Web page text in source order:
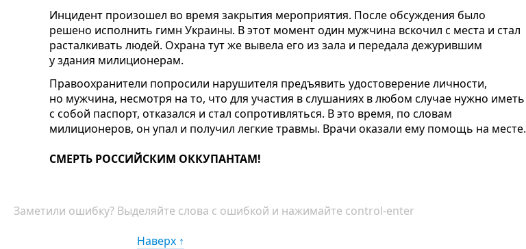
Инцидент произошел во время закрытия мероприятия. После обсуждения было
решено исполнить гимн Украины. В этот момент один мужчина вскочил с места и стал
расталкивать людей. Охрана тут же вывела его из зала и передала дежурившим
у здания милиционерам.
Правоохранители попросили нарушителя предъявить удостоверение личности,
но мужчина, несмотря на то, что для участия в слушаниях в любом случае нужно иметь
с собой паспорт, отказался и стал сопротивляться. В это время, по словам
милиционеров, он упал и получил легкие травмы. Врачи оказали ему помощь на месте.
СМЕРТЬ РОССИЙСКИМ ОККУПАНТАМ!
Заметили ошибку? Выделяйте слова с ошибкой и нажимайте control-enter
Наверх ↑